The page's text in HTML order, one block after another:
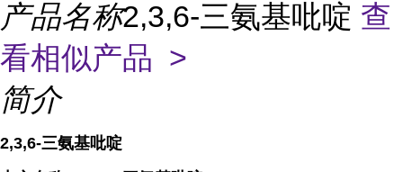
产品名称2,3,6-三氨基吡啶 查
看相似产品 >
简介
2,3,6-三氨基吡啶